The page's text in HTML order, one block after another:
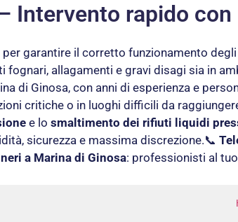
Intervento rapido con
per garantire il corretto funzionamento
allagamenti e gravi disagi sia in
di Ginosa, con anni di esperienza e
critiche o in luoghi difficili da
e lo smaltimento dei rifiuti liquidi
sicurezza e massima discrezione.📞
a Marina di Ginosa: professionisti al